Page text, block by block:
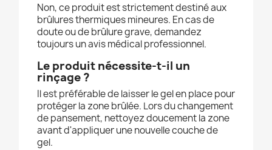
Non, ce produit est strictement destiné aux
brûlures thermiques mineures. En cas de
doute ou de brûlure grave, demandez
toujours un avis médical professionnel.
Le produit nécessite-t-il un
rinçage ?
Il est préférable de laisser le gel en place pour
protéger la zone brûlée. Lors du changement
de pansement, nettoyez doucement la zone
avant d'appliquer une nouvelle couche de
gel.